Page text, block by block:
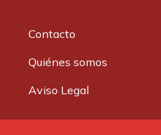
Contacto
Quiénes somos
Aviso Legal